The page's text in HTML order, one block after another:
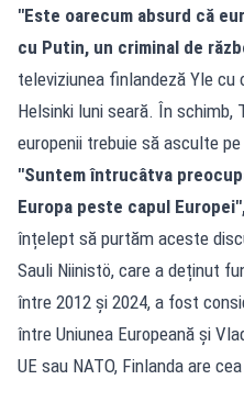
"Este oarecum absurd că
cu Putin, un criminal de
televiziunea finlandeză Yle cu
Helsinki luni seară. În schimb,
europenii trebuie să asculte
"Suntem întrucâtva
Europa peste capul
înțelept să purtăm aceste
Sauli Niinistö, care a deținut
între 2012 și 2024, a fost
între Uniunea Europeană și
UE sau NATO, Finlanda are